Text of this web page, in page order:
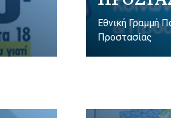
Εθνική Γραμμή
Προστασίας